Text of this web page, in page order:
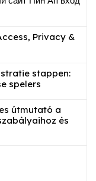
Privacy &
stappen:
spelers
útmutató a
és